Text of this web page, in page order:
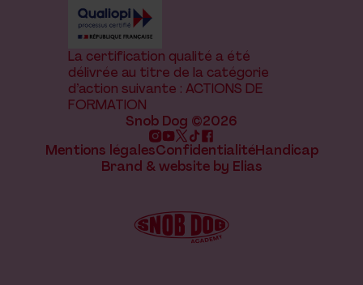
La certification qualité a été
délivrée au titre de la catégorie
d’action suivante : ACTIONS DE
FORMATION
Snob Dog ©2026
Mentions légalesConfidentialitéHandicap
Brand & website by Elias